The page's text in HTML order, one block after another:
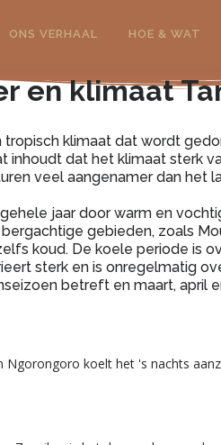
ONS VERHAAL HOE & WAT
en klimaat
klimaat dat wordt
dat het klimaat sterk
veel aangenamer dan het
jaar door warm en
gebieden, zoals
koud. De koele periode is
sterk en is onregelmatig
betreft en maart, april
Ngorongoro koelt het 's nachts